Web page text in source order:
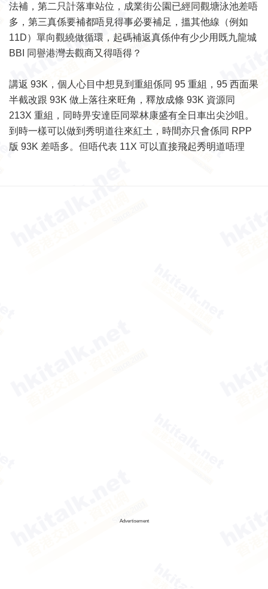
法補，第二只計落車站位，成業街公園已經同觀塘泳池差唔
多，第三真係要補都唔見得事必要補足，搵其他線（例如
11D）單向觀繞做循環，起碼補返真係仲有少少用既九龍城
BBI 同譽港灣去觀商又得唔得？
講返 93K，個人心目中想見到重組係同 95 重組，95 西面果
半截改跟 93K 做上落往來旺角，釋放成條 93K 資源同
213X 重組，同時畀安達臣同翠林康盛有全日車出尖沙咀。
到時一樣可以做到秀明道往來紅土，時間亦只會係同 RPP
版 93K 差唔多。但唔代表 11X 可以直接飛起秀明道唔理
Advertisement